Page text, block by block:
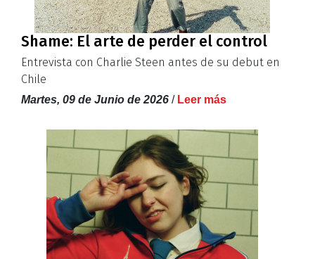
Shame: El arte de perder el control
Entrevista con Charlie Steen antes de su debut en
Chile
Martes, 09 de Junio de 2026 / Leer más